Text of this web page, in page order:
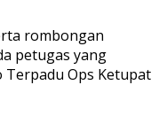
rombongan
petugas yang
Terpadu Ops Ketupat